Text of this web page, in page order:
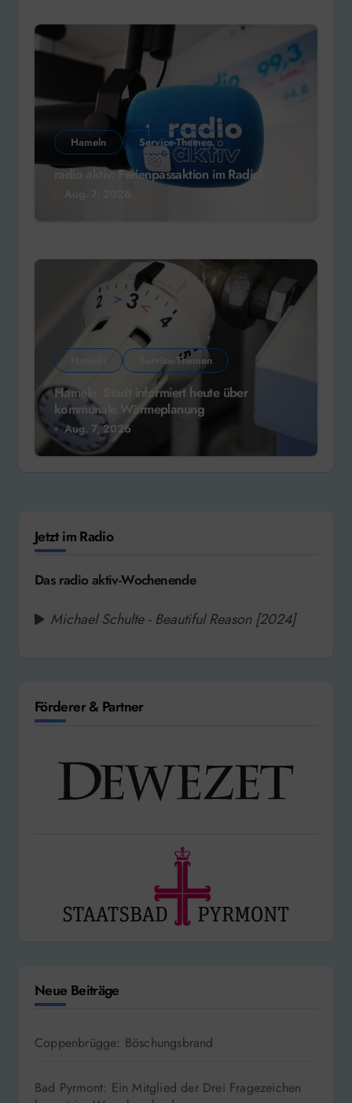
Hameln Service-Themen
radio aktiv: Ferienpassaktion im Radio!
Service-Themen
Hameln: Stadt informiert heute über
kommunale Wärmeplanung
Aug. 7, 2026
Jetzt im Radio
Das radio aktiv-Wochenende
Michael Schulte - Beautiful Reason [2024]
Förderer & Partner
Neue Beiträge
Coppenbrügge: Böschungsbrand
Bad Pyrmont: Ein Mitglied der Drei Fragezeichen